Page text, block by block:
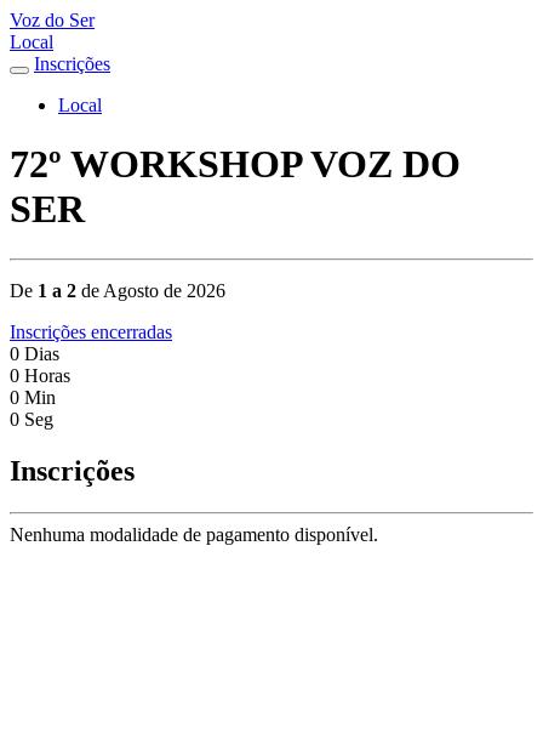
Voz do Ser
Local
Inscrições
Local
72º WORKSHOP VOZ DO
SER
De 1 a 2 de Agosto de 2026
Inscrições encerradas
0 Dias
0 Horas
0 Min
0 Seg
Inscrições
Nenhuma modalidade de pagamento disponível.